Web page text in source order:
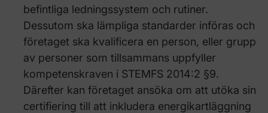
befintliga ledningssystem och rutiner.
Dessutom ska lämpliga standarder införas och
företaget ska kvalificera en person, eller grupp
av personer som tillsammans uppfyller
kompetenskraven i STEMFS 2014:2 §9.
Därefter kan företaget ansöka om att utöka sin
certifiering till att inkludera energikartläggning